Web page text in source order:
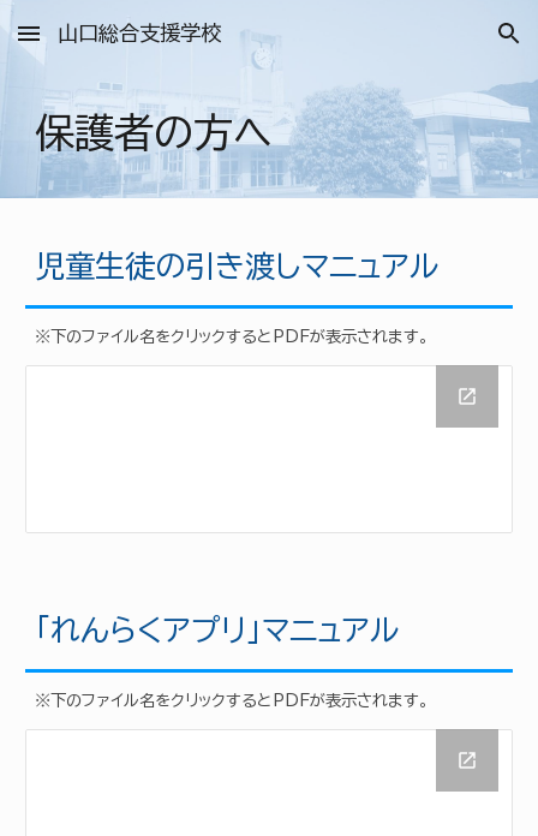
Skip to main content Skip to navigation
山口総合支援学校
保護者の方へ
児童生徒の引き渡しマニュアル
※下のファイル名をクリックするとPDFが表示されます。
「れんらくアプリ」マニュアル
※下のファイル名をクリックするとPDFが表示されます。